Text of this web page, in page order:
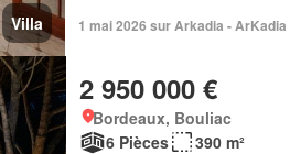
Villa 1 mai 2026 sur Arkadia - ArKadia
2 950 000 €
Bordeaux, Bouliac
6 Pièces
390 m²